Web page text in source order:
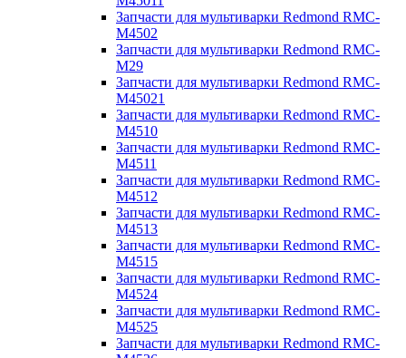
Запчасти для мультиварки Redmond RMC-
M4502
Запчасти для мультиварки Redmond RMC-
M29
Запчасти для мультиварки Redmond RMC-
M45021
Запчасти для мультиварки Redmond RMC-
M4510
Запчасти для мультиварки Redmond RMC-
M4511
Запчасти для мультиварки Redmond RMC-
M4512
Запчасти для мультиварки Redmond RMC-
M4513
Запчасти для мультиварки Redmond RMC-
M4515
Запчасти для мультиварки Redmond RMC-
M4524
Запчасти для мультиварки Redmond RMC-
M4525
Запчасти для мультиварки Redmond RMC-